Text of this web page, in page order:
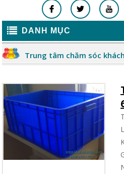
DANH MỤC
Trung tâm chăm sóc